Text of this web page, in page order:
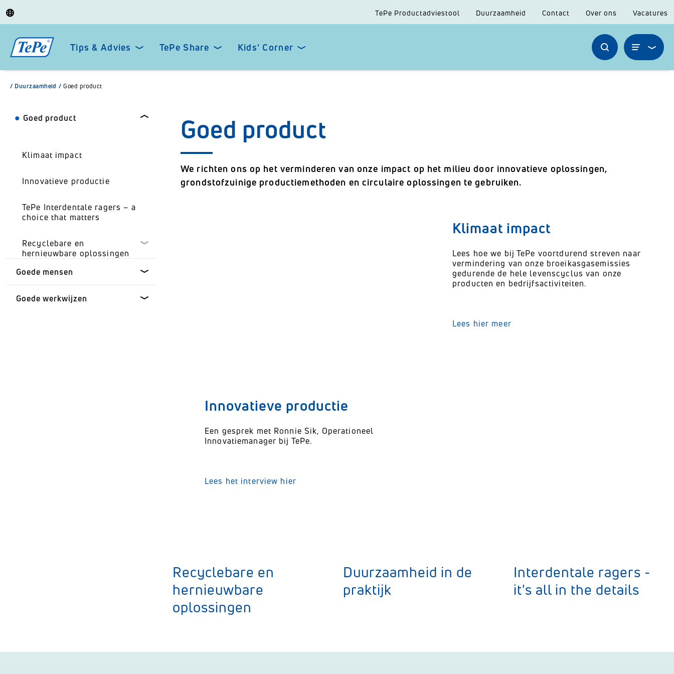
TePe Productadviestool Duurzaamheid Contact Over ons Vacatures
Tips & Advies TePe Share Kids' Corner
/ Duurzaamheid / Goed product
Goed product
Klimaat impact
Innovatieve productie
TePe Interdentale ragers – a
choice that matters
Recyclebare en
hernieuwbare oplossingen
Verpakking
Goede mensen
Gezondheid en educatie
Goede werkwijzen
Goed product
We richten ons op het verminderen van onze impact op het milieu door innovatieve oplossingen,
grondstofzuinige productiemethoden en circulaire oplossingen te gebruiken.
Klimaat impact
Lees hoe we bij TePe voortdurend streven naar
vermindering van onze broeikasgasemissies
gedurende de hele levenscyclus van onze
producten en bedrijfsactiviteiten.
Lees hier meer
Innovatieve productie
Een gesprek met Ronnie Sik, Operationeel
Innovatiemanager bij TePe.
Lees het interview hier
Recyclebare en
hernieuwbare
oplossingen
Duurzaamheid in de
praktijk
Interdentale ragers -
it's all in the details